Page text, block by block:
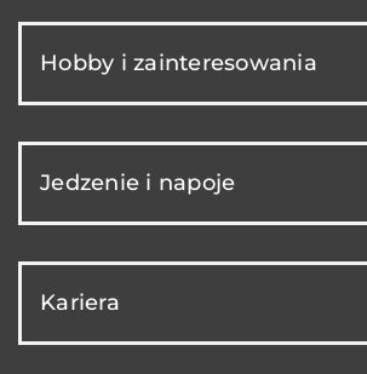
Hobby i zainteresowania
Jedzenie i napoje
Kariera